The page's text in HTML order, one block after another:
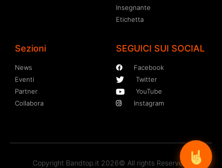
Insegnante
Etichetta
Sezioni
News
Eventi
Partner
Collabora
SEGUICI SUI SOCIAL
Facebook
Twitter
YouTube
Instagram
Copyright Bandtop.it 2026© All rights Reserved.